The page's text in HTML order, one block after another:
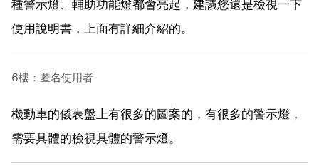
種警示燈、輔助功能燈都會亮起，建議您還是檢視一下
使用說明書，上面有詳細介紹的。
6樓：匿名使用者
機動車的儀表盤上有很多的圖案的，有很多的警示燈，
需要具體的檢視具體的警示燈。